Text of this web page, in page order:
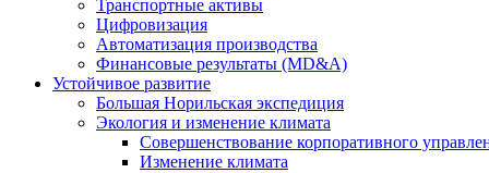
Транспортные активы
Цифровизация
Автоматизация производства
Финансовые результаты (MD&A)
Устойчивое развитие
Большая Норильская экспедиция
Экология и изменение климата
Совершенствование корпоративного
Изменение климата